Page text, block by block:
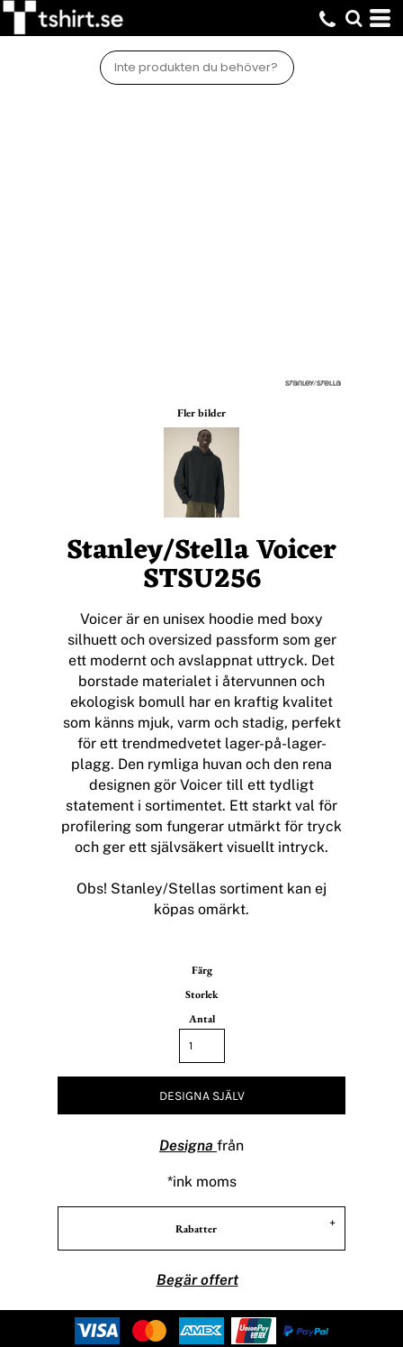
Fler bilder
Stanley/Stella Voicer
STSU256
Voicer är en unisex hoodie med boxy
silhuett och oversized passform som ger
ett modernt och avslappnat uttryck. Det
borstade materialet i återvunnen och
ekologisk bomull har en kraftig kvalitet
som känns mjuk, varm och stadig, perfekt
för ett trendmedvetet lager-på-lager-
plagg. Den rymliga huvan och den rena
designen gör Voicer till ett tydligt
statement i sortimentet. Ett starkt val för
profilering som fungerar utmärkt för tryck
och ger ett självsäkert visuellt intryck.
Obs! Stanley/Stellas sortiment kan ej
köpas omärkt.
Färg
Storlek
Antal
DESIGNA SJÄLV
Designa från
*ink moms
Rabatter
Begär offert